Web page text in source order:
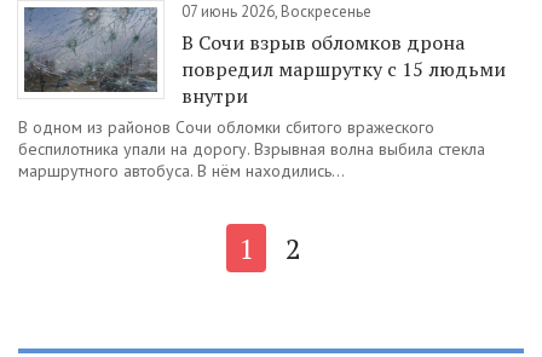
07 июнь 2026, Воскресенье
В Сочи взрыв обломков дрона
повредил маршрутку с 15 людьми
внутри
В одном из районов Сочи обломки сбитого вражеского
беспилотника упали на дорогу. Взрывная волна выбила стекла
маршрутного автобуса. В нём находились...
1 2